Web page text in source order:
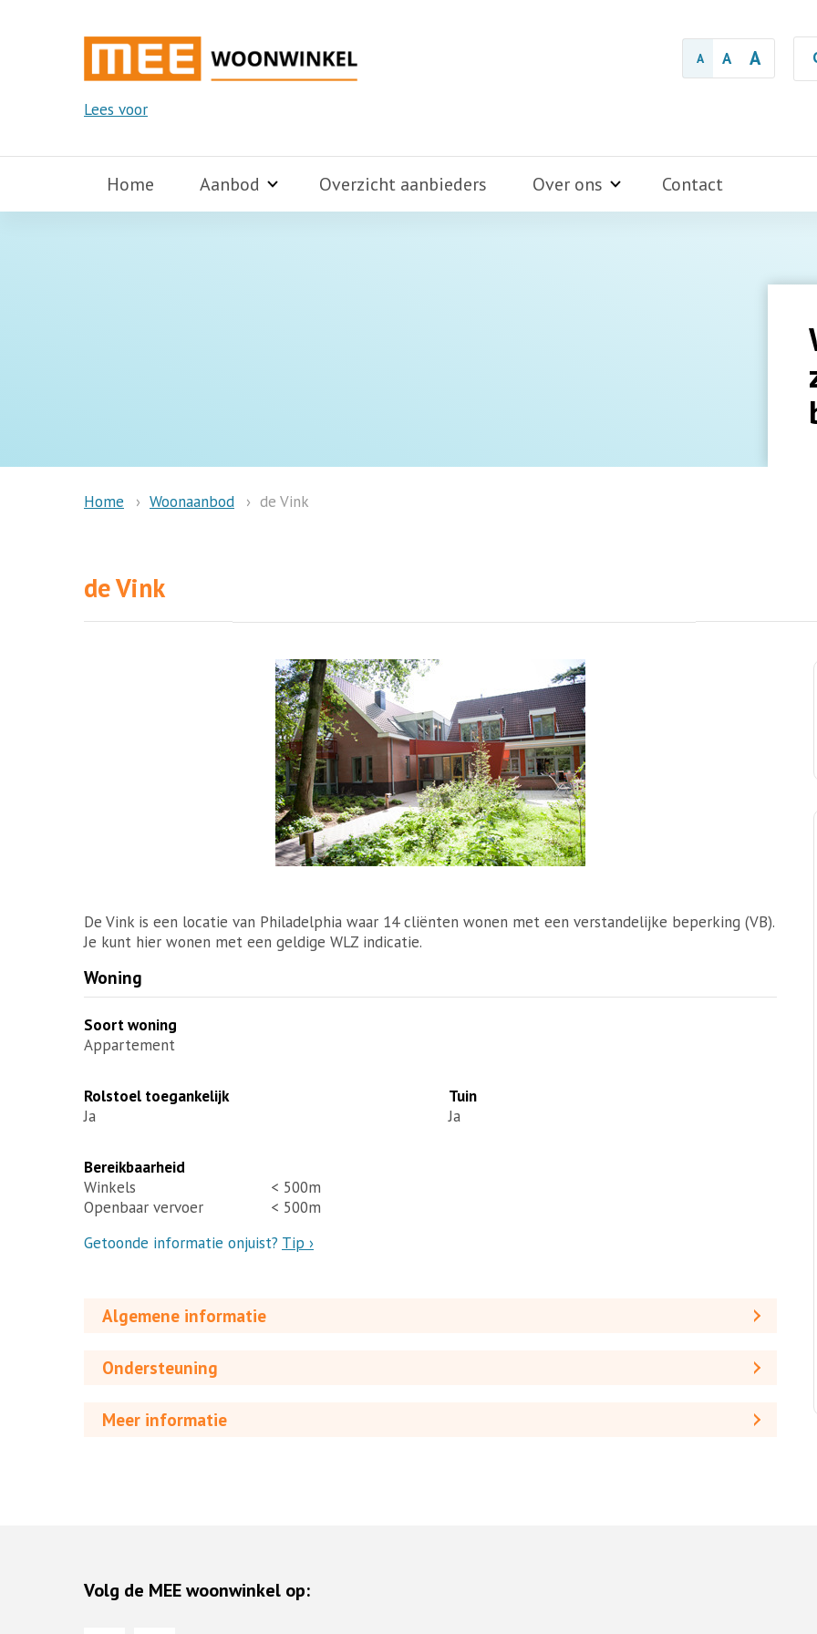
A A A
Lees voor
Home Aanbod Overzicht aanbieders Over ons Contact
Home Woonaanbod de Vink
de Vink
De Vink is een locatie van Philadelphia waar 14 cliënten wonen met een verstandelijke beperking (VB).
Je kunt hier wonen met een geldige WLZ indicatie.
Woning
Soort woning
Appartement
Rolstoel toegankelijk
Ja
Tuin
Ja
Bereikbaarheid
Winkels
< 500m
Openbaar vervoer
< 500m
Getoonde informatie onjuist? Tip ›
Algemene informatie
Ondersteuning
Meer informatie
Volg de MEE woonwinkel op: